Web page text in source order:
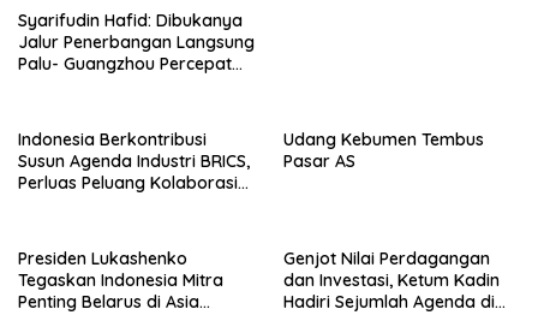
Syarifudin Hafid: Dibukanya
Jalur Penerbangan Langsung
Palu- Guangzhou Percepat
Indonesia Berkontribusi
Susun Agenda Industri BRICS,
Perluas Peluang Kolaborasi
Udang Kebumen Tembus
Pasar AS
Presiden Lukashenko
Tegaskan Indonesia Mitra
Penting Belarus di Asia
Genjot Nilai Perdagangan
dan Investasi, Ketum Kadin
Hadiri Sejumlah Agenda di